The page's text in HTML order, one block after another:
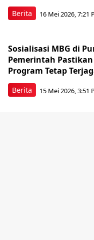
Berita 16 Mei 2026, 7:21
Berita
Sosialisasi MBG di
Pemerintah
Program Tetap
15 Mei 2026, 3:51